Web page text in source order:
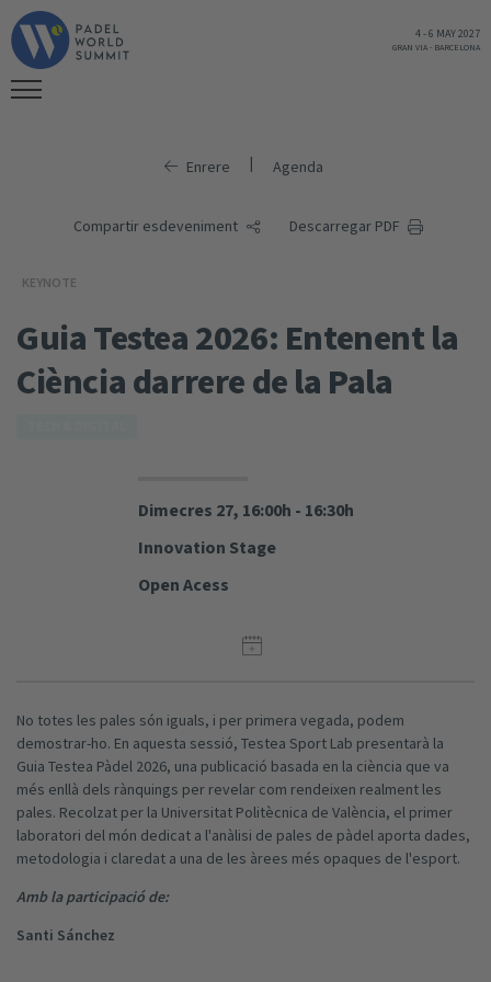
4-6 MAY 2027
GRAN VIA- BARCELONA
Enrere | Agenda
Compartir esdeveniment Descarregar PDF
KEYNOTE
Guia Testea 2026: Entenent la
Ciència darrere de la Pala
Dimecres 27, 16:00h - 16:30h
Innovation Stage
Open Acess
No totes les pales són iguals, i per primera vegada, podem
demostrar-ho. En aquesta sessió, Testea Sport Lab presentarà la
Guia Testea Pàdel 2026, una publicació basada en la ciència que va
més enllà dels rànquings per revelar com rendeixen realment les
pales. Recolzat per la Universitat Politècnica de València, el primer
laboratori del món dedicat a l'anàlisi de pales de pàdel aporta dades,
metodologia i claredat a una de les àrees més opaques de l'esport.
Amb la participació de:
Santi Sánchez